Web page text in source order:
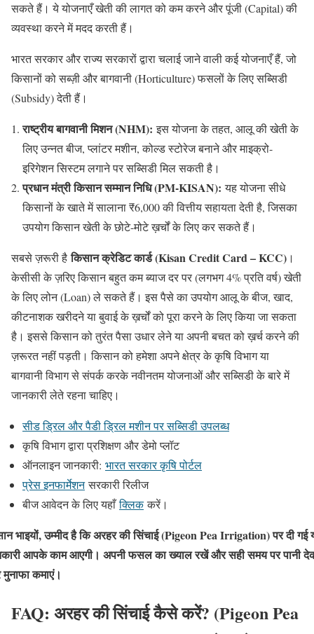
सकते हैं। ये योजनाएँ खेती की लागत को कम करने और पूंजी (Capital) की
व्यवस्था करने में मदद करती हैं।
भारत सरकार और राज्य सरकारों द्वारा चलाई जाने वाली कई योजनाएँ हैं, जो
किसानों को सब्ज़ी और बागवानी (Horticulture) फसलों के लिए सब्सिडी
(Subsidy) देती हैं।
राष्ट्रीय बागवानी मिशन (NHM): इस योजना के तहत, आलू की खेती के
लिए उन्नत बीज, प्लांटर मशीन, कोल्ड स्टोरेज बनाने और माइक्रो-
इरिगेशन सिस्टम लगाने पर सब्सिडी मिल सकती है।
प्रधान मंत्री किसान सम्मान निधि (PM-KISAN): यह योजना सीधे
किसानों के खाते में सालाना ₹6,000 की वित्तीय सहायता देती है, जिसका
उपयोग किसान खेती के छोटे-मोटे ख़र्चों के लिए कर सकते हैं।
सबसे ज़रूरी हैकिसान क्रेडिट कार्ड (Kisan Credit Card – KCC) ।
केसीसी के ज़रिए किसान बहुत कम ब्याज दर पर (लगभग 4% प्रति वर्ष) खेती
के लिए लोन (Loan) ले सकते हैं। इस पैसे का उपयोग आलू के बीज, खाद,
कीटनाशक खरीदने या बुवाई के ख़र्चों को पूरा करने के लिए किया जा सकता
है। इससे किसान को तुरंत पैसा उधार लेने या अपनी बचत को ख़र्च करने की
ज़रूरत नहीं पड़ती। किसान को हमेशा अपने क्षेत्र के कृषि विभाग या
बागवानी विभाग से संपर्क करके नवीनतम योजनाओं और सब्सिडी के बारे में
जानकारी लेते रहना चाहिए।
सीड ड्रिल और पैडी ड्रिल मशीन पर सब्सिडी उपलब्ध
कृषि विभाग द्वारा प्रशिक्षण और डेमो प्लॉट
ऑनलाइन जानकारी: भारत सरकार कृषि पोर्टल
प्रेस इनफार्मेशनसरकारी रिलीज
बीज आवेदन के लिए यहाँक्लिककरें।
भाइयों, उम्मीद है कि अरहर की सिंचाई (Pigeon Pea Irrigation) पर दी गई
आपके काम आएगी। अपनी फसल का ख्याल रखें और सही समय पर पानी
मुनाफा कमाएं।
FAQ: अरहर की सिंचाई कैसे करें? (Pigeon Pea